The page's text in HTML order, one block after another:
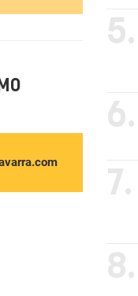
5.
6.
7.
8.